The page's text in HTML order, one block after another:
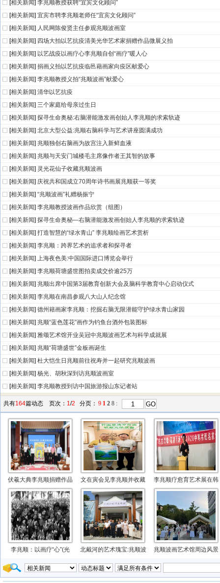
[相关新闻] 李兆顺教授获聘“宜宾文化顾问”
[相关新闻] 宜宾市聘李兆顺老师任“宜宾文化顾问”
[相关新闻] 人民网陈俊贤主任参观兆顺波画室
[相关新闻] 四场大拍以艺抗疫清美光华艺术家捐赠作品微展义拍
[相关新闻] 以艺战疫以画疗心李兆顺自创“画疗”暖人心
[相关新闻] 捐画义拍以艺抗疫临邑藉画家向疫区献爱心
[相关新闻] 李兆顺教授义拍“兆顺波画”献爱心
[相关新闻] 清华以艺抗疫
[相关新闻] 三个家庭给母亲过生日
[相关新闻] 探寻生命奥秘:右脑潜能激发画创始人李兆顺的求索轨迹
[相关新闻] 北京大型公益:兆顺右脑科学与艺术讲座圆满成功
[相关新闻] 兆顺独创右脑画为故宫注入新鲜血液
[相关新闻] 兆顺与天安门城楼毛主席像作者王其智的故事
[相关新闻] 灵光花仙子收藏兆顺波画
[相关新闻] 庆祝共和国成立70周年诗书画展兆顺获一等奖
[相关新闻] “兆顺波画”礼赠杨振宁
[相关新闻] 李兆顺教授波画作品欣赏（组图）
[相关新闻] 探寻生命奥秘—右脑潜能激发画创始人李兆顺的求索轨迹
[相关新闻] 打造智慧的“绿水青山” 李兆顺绘画艺术赏析
[相关新闻] 李兆顺：跨界艺术的追求者和探寻者
[相关新闻] 上海夜色美:中国国际进口博览会举行
[相关新闻] 李兆顺荷塘盛世图拍卖成交价逾25万
[相关新闻] 兆顺出席中国第3届教育创新大会及脑科学教育中心启动仪式
[相关新闻] 李兆顺在南昌参观八大山人纪念馆
[相关新闻] 德州籍画家李兆顺：挖掘右脑无限潜能守护绿水青山家园
[相关新闻] 兆顺“蓝色莲花”画作为钓鱼台酒外包装图标
[相关新闻] 雅颂艺术馆开业吴冠中兆顺波画艺术与科学成就展
[相关新闻] 兆顺“荷塘盛世”金板画诞生
[相关新闻] 杜大恺生日兆顺前往祝寿并一起研究兆顺波画
[相关新闻] 杨光、胡秋深到访兆顺波画室
[相关新闻] 李兆顺教授到访中国旅游报山东记者站
共有164篇动态 页次： 1/2 分页： 9 1 2 8 :
伏羲大典李兆顺捐赠作品 文在寅会见李兆顺并收藏 李兆顺疗愈育艺术展在韩
李兆顺：以画疗“心”(光 北戴河的艺术瑰宝:兆顺波 兆顺波画艺术馆周边风景